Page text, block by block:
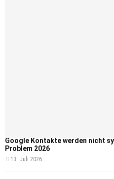
Google Kontakte werden nicht
Problem 2026
13. Juli 2026